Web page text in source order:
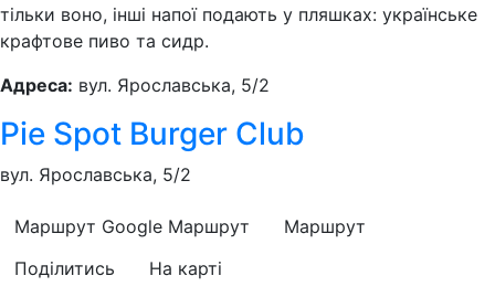
тільки воно, інші напої подають у пляшках: українське
крафтове пиво та сидр.
Адреса: вул. Ярославська, 5/2
Pie Spot Burger Club
вул. Ярославська, 5/2
Маршрут Google Маршрут
Маршрут
Поділитись
На карті